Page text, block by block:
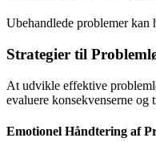
Ubehandlede problemer kan
Strategier til
At udvikle effektive
evaluere konsekvenserne
Emotionel Håndtering af